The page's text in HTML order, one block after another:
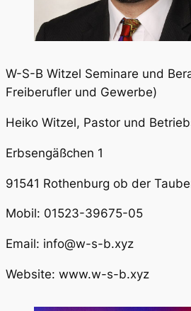
W-S-B Witzel Seminare und
Freiberufler und Gewerbe)
Heiko Witzel, Pastor und
Erbsengäßchen 1
91541 Rothenburg ob der
Mobil: 01523-39675-05
Email: info@w-s-b.xyz
Website: www.w-s-b.xyz